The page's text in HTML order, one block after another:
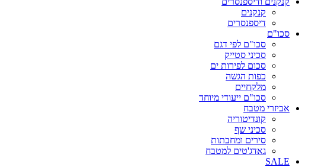
קנקנים
דיספנסרים
סכו"ם
סכו"ם לפי דגם
סכיני סטייק
סכום לפירות ים
כפות הגשה
מלקחיים
סכו"ם ייעודי מיוחד
אביזרי מטבח
קונדיטוריה
סכיני שף
סירים ומחבתות
גאדג'טים למטבח
SALE